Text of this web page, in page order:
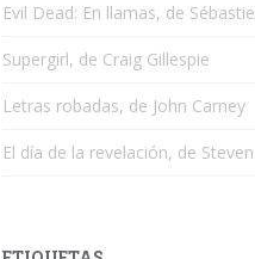
Evil Dead: En llamas, de
Supergirl, de Craig Gillespie
Letras robadas, de John Carney
El día de la revelación, de